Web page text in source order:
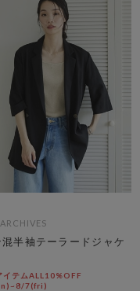
混半袖テーラードジャケ
イテムALL10%OFF
7(fri)